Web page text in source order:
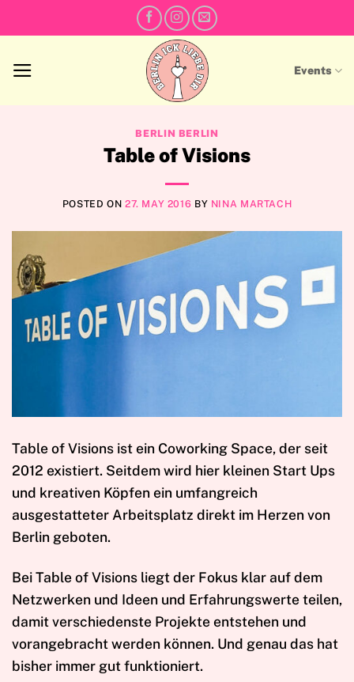
to
Events
BERLIN BERLIN
Table of Visions
POSTED ON 27. MAY 2016 BY NINA MARTACH
Table of Visions ist ein Coworking Space, der seit
2012 existiert. Seitdem wird hier kleinen Start Ups
und kreativen Köpfen ein umfangreich
ausgestatteter Arbeitsplatz direkt im Herzen von
Berlin geboten.
Bei Table of Visions liegt der Fokus klar auf dem
Netzwerken und Ideen und Erfahrungswerte teilen,
damit verschiedenste Projekte entstehen und
vorangebracht werden können. Und genau das hat
bisher immer gut funktioniert.